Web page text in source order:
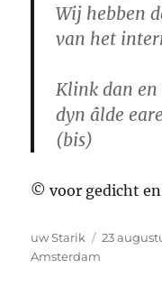
Wij hebben
van het
Klink dan
dyn âlde
(bis)
© voor gedicht en
Auteur
uw Starik
Geplaatst
23
Amsterdam